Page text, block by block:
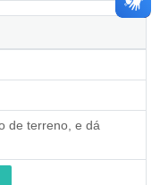
de terreno, e dá